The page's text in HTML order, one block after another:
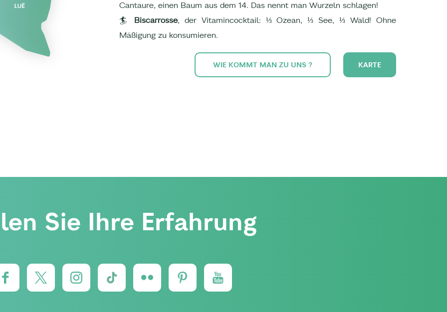
Cantaure, einen Baum aus dem 14. Das nennt man Wurzeln schlagen!
🏄 Biscarrosse, der Vitamincocktail: ⅓ Ozean, ⅓ See, ⅓ Wald! Ohne
Mäßigung zu konsumieren.
WIE KOMMT MAN ZU UNS ? KARTE
Sie Ihre Erfahrung